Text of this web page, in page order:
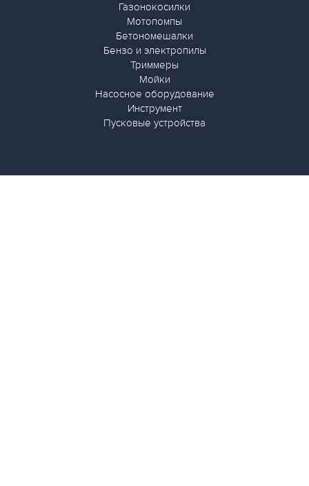
Газонокосилки
Мотопомпы
Бетономешалки
Бензо и электропилы
Триммеры
Мойки
Насосное оборудование
Инструмент
Пусковые устройства